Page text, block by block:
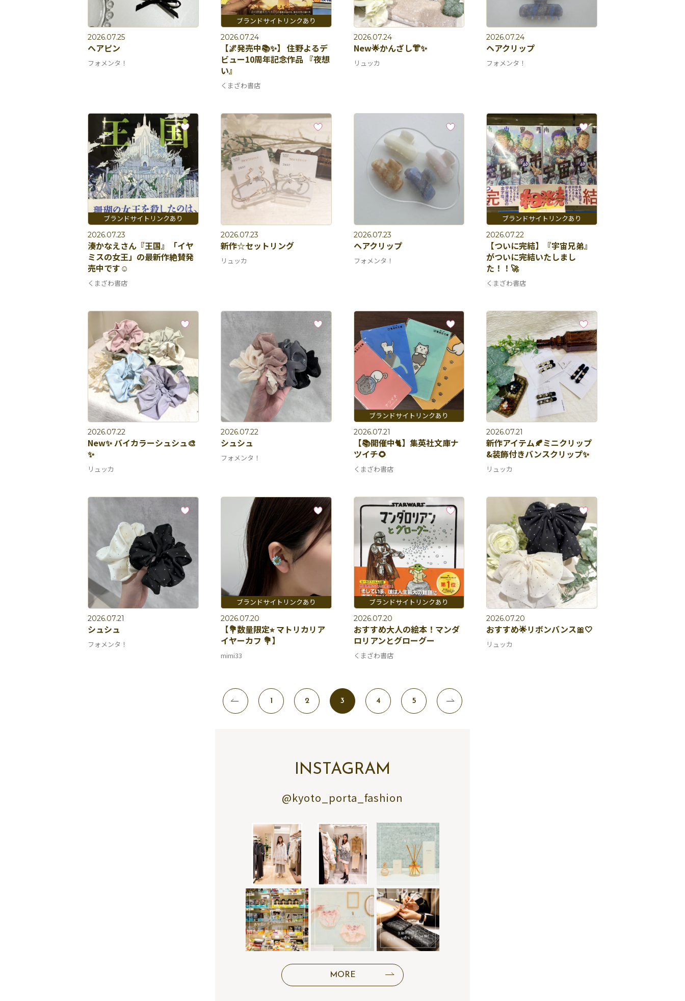
2026.07.25
ヘアピン
フォメンタ！
2026.07.24
【🌌発売中📚✨】 住野よるデ
ビュー10周年記念作品 『夜想
い』
くまざわ書店
2026.07.24
New🌟かんざし👘✨
リュッカ
2026.07.24
ヘアクリップ
フォメンタ！
2026.07.23
湊かなえさん『王国』「イヤ
ミスの女王」の最新作絶賛発
売中です☺️
くまざわ書店
2026.07.23
新作☆セットリング
リュッカ
2026.07.23
ヘアクリップ
フォメンタ！
2026.07.22
【ついに完結】『宇宙兄弟』
がついに完結いたしまし
た！！🚀
くまざわ書店
2026.07.22
New✨ バイカラーシュシュ🎨
✨
リュッカ
2026.07.22
シュシュ
フォメンタ！
2026.07.21
【📚開催中🐈】集英社文庫ナ
ツイチ🌻
くまざわ書店
2026.07.21
新作アイテム🍂ミニクリップ
&装飾付きバンスクリップ✨
リュッカ
2026.07.21
シュシュ
フォメンタ！
2026.07.20
【💐数量限定⭐︎ マトリカリア
イヤーカフ 💐】
mimi33
2026.07.20
おすすめ大人の絵本！マンダ
ロリアンとグローグー
くまざわ書店
2026.07.20
おすすめ🌟リボンバンス🎀🤍
リュッカ
1 2 3 4 5
INSTAGRAM
@kyoto_porta_fashion
MORE